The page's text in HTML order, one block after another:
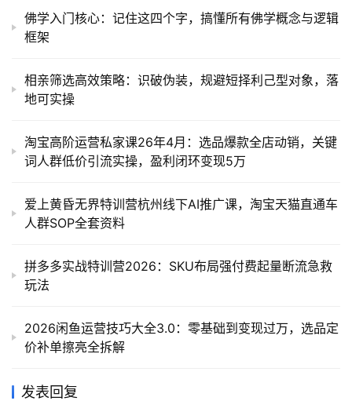
佛学入门核心：记住这四个字，搞懂所有佛学概念与逻辑
框架
相亲筛选高效策略：识破伪装，规避短择利己型对象，落
地可实操
淘宝高阶运营私家课26年4月：选品爆款全店动销，关键
词人群低价引流实操，盈利闭环变现5万
爱上黄昏无界特训营杭州线下AI推广课，淘宝天猫直通车
人群SOP全套资料
拼多多实战特训营2026：SKU布局强付费起量断流急救
玩法
2026闲鱼运营技巧大全3.0：零基础到变现过万，选品定
价补单擦亮全拆解
发表回复